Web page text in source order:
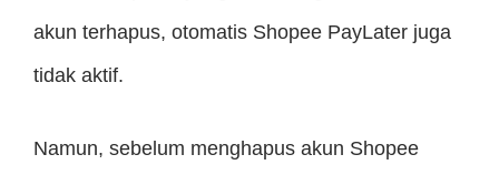
akun terhapus, otomatis Shopee PayLater juga
tidak aktif.
Namun, sebelum menghapus akun Shopee